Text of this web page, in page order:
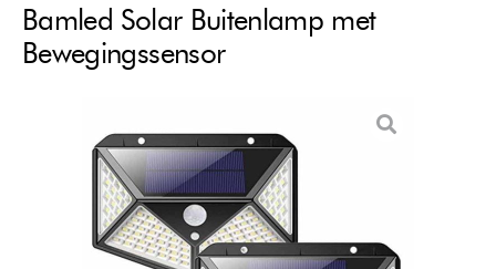
Bamled Solar Buitenlamp met
Bewegingssensor